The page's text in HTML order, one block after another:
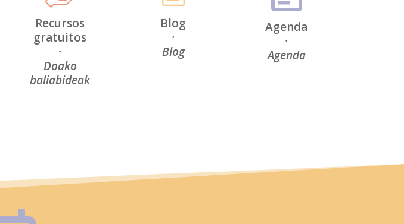
Recursos
gratuitos
·
Doako
baliabideak
Blog
·
Blog
Agenda
·
Agenda